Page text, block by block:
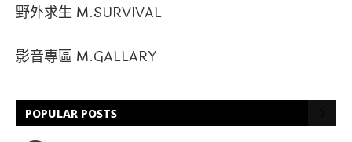
野外求生 M.SURVIVAL
影音專區 M.GALLARY
POPULAR POSTS